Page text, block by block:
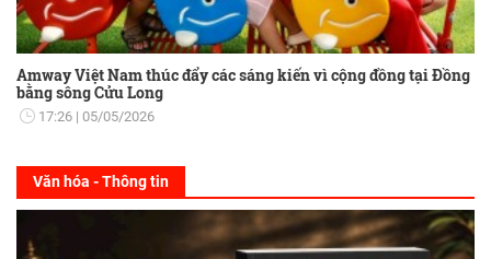
Amway Việt Nam thúc đẩy các sáng kiến vì cộng đồng tại Đồng
bằng sông Cửu Long
17:26 05/05/2026
Văn hóa - Thông tin